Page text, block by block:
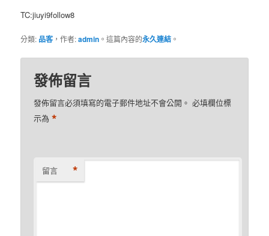
TC:jiuyi9follow8
分類: 品客 ，作者:admin 。這篇內容的永久連結 。
發佈留言
發佈留言必須填寫的電子郵件地址不會公開。 必填欄位標
示為*
留言 *